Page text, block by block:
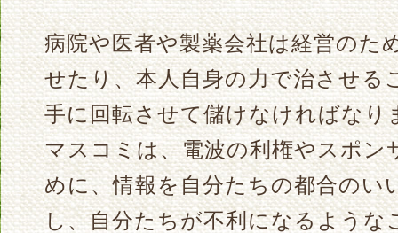
病院や医者や製薬会社は経営のた
せたり、本人自身の力で治させる
手に回転させて儲けなければなり
マスコミは、電波の利権やスポン
めに、情報を自分たちの都合のい
し、自分たちが不利になるような